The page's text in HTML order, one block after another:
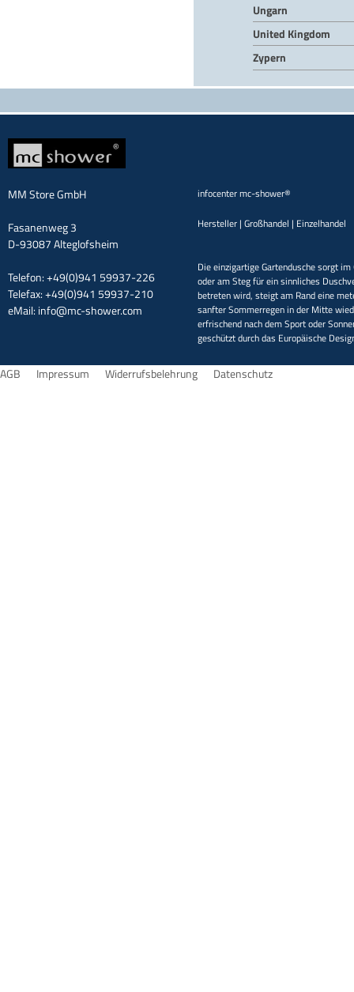
Ungarn
United Kingdom
Zypern
MM Store GmbH
Fasanenweg 3
D-93087 Alteglofsheim
Telefon: +49(0)941 59937-226
Telefax: +49(0)941 59937-210
eMail: info@mc-shower.com
infocenter mc-shower®
Hersteller | Großhandel | Einzelhandel
Die einzigartige Gartendusche sorgt
oder am Steg für ein sinnliches
betreten wird, steigt am Rand eine
sanfter Sommerregen in der Mitte
erfrischend nach dem Sport oder
geschützt durch das Europäische
AGB Impressum Widerrufsbelehrung Datenschutz